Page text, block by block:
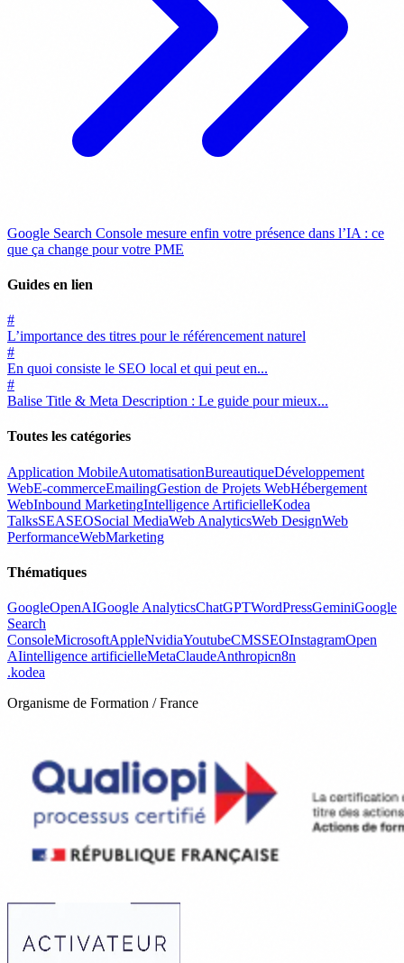
Google Search Console mesure enfin votre présence dans l’IA : ce
que ça change pour votre PME
Guides en lien
#
L’importance des titres pour le référencement naturel
#
En quoi consiste le SEO local et qui peut en...
#
Balise Title & Meta Description : Le guide pour mieux...
Toutes les catégories
Application MobileAutomatisationBureautiqueDéveloppement
WebE-commerceEmailingGestion de Projets WebHébergement
WebInbound MarketingIntelligence ArtificielleKodea
TalksSEASEOSocial MediaWeb AnalyticsWeb DesignWeb
PerformanceWebMarketing
Thématiques
GoogleOpenAIGoogle AnalyticsChatGPTWordPressGeminiGoogle
Search
ConsoleMicrosoftAppleNvidiaYoutubeCMSSEOInstagramOpen
AIintelligence artificielleMetaClaudeAnthropicn8n
.kodea
Organisme de Formation / France